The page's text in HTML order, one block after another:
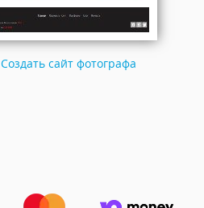
Создать сайт фотографа